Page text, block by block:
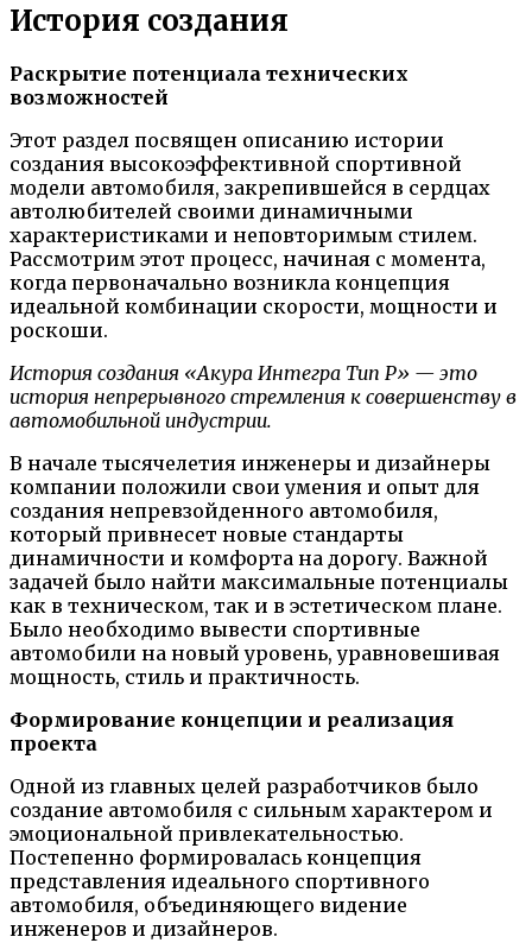
История создания
Раскрытие потенциала технических
возможностей
Этот раздел посвящен описанию истории
создания высокоэффективной спортивной
модели автомобиля, закрепившейся в сердцах
автолюбителей своими динамичными
характеристиками и неповторимым стилем.
Рассмотрим этот процесс, начиная с момента,
когда первоначально возникла концепция
идеальной комбинации скорости, мощности и
роскоши.
История создания «Акура Интегра Тип Р» — это
история непрерывного стремления к совершенству в
автомобильной индустрии.
В начале тысячелетия инженеры и дизайнеры
компании положили свои умения и опыт для
создания непревзойденного автомобиля,
который привнесет новые стандарты
динамичности и комфорта на дорогу. Важной
задачей было найти максимальные потенциалы
как в техническом, так и в эстетическом плане.
Было необходимо вывести спортивные
автомобили на новый уровень, уравновешивая
мощность, стиль и практичность.
Формирование концепции и реализация
проекта
Одной из главных целей разработчиков было
создание автомобиля с сильным характером и
эмоциональной привлекательностью.
Постепенно формировалась концепция
представления идеального спортивного
автомобиля, объединяющего видение
инженеров и дизайнеров.